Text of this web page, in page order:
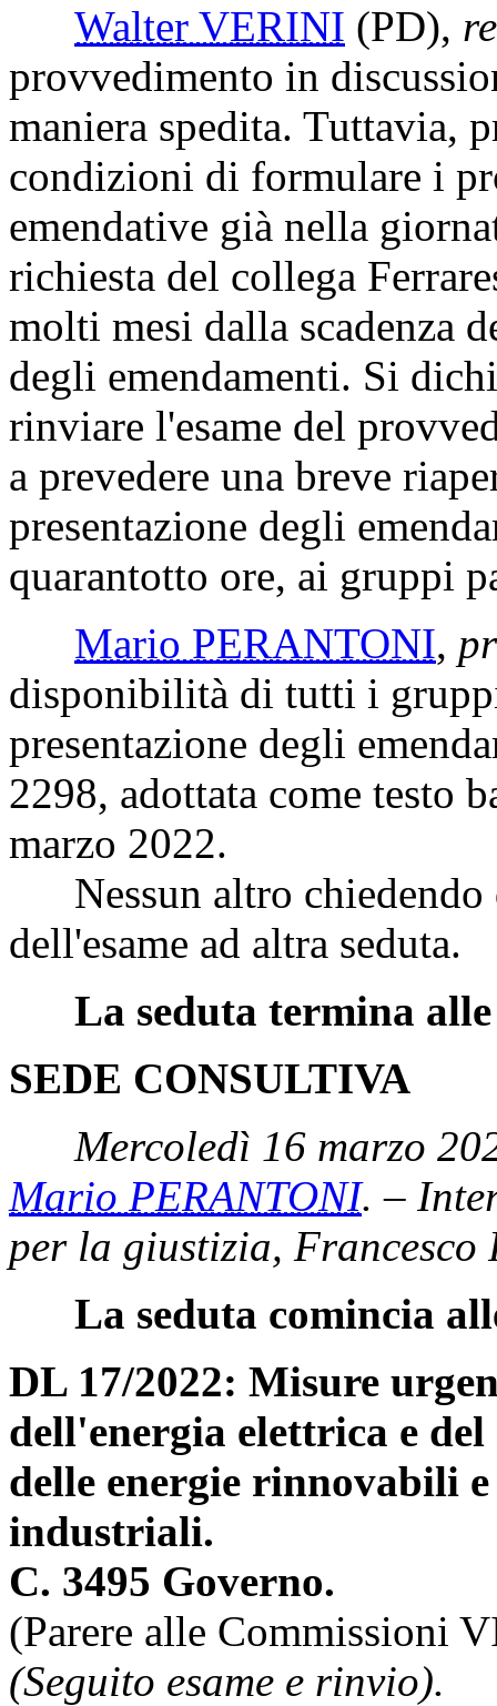
Walter VERINI (PD),
provvedimento in
maniera spedita. Tuttavia,
condizioni di formulare i
emendative già nella
richiesta del collega
molti mesi dalla scadenza
degli emendamenti. Si
rinviare l'esame del
a prevedere una breve
presentazione degli
quarantotto ore, ai gruppi
Mario PERANTONI,
disponibilità di tutti i
presentazione degli
2298, adottata come testo
marzo 2022.
Nessun altro chiedendo
dell'esame ad altra seduta.
La seduta termina
SEDE CONSULTIVA
Mercoledì 16 marzo
Mario PERANTONI. –
per la giustizia, Francesco
La seduta comincia
DL 17/2022: Misure
dell'energia elettrica e
delle energie rinnovabili
industriali.
C. 3495 Governo.
(Parere alle Commissioni
(Seguito esame e rinvio).